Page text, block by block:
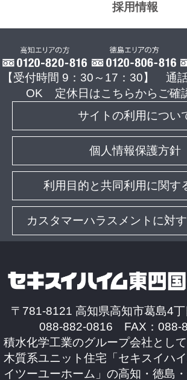
採用情報
【受付時間 9：30～17：30】 通
OK
定休日はこちらからご確
サイトの利用につい
個人情報保護方針
利用目的と共同利用に関す
カスタマーハラスメントに対
〒781-8121 高知県高知市葛島4
088-882-0816 FAX：088-
積水化学工業のグループ会社とし
木質系ユニット住宅「セキスイハ
イツーユーホーム」の高知・徳島